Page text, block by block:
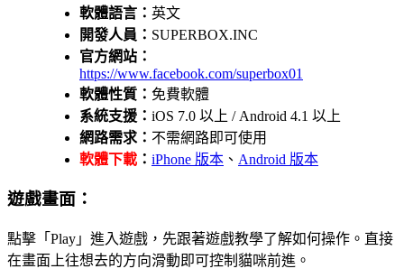
軟體語言： 英文
開發人員： SUPERBOX.INC
官方網站：
https://www.facebook.com/superbox01
軟體性質： 免費軟體
系統支援： iOS 7.0 以上 / Android 4.1 以上
網路需求： 不需網路即可使用
軟體下載 ： iPhone 版本 、 Android 版本
遊戲畫面：
點擊「Play」進入遊戲，先跟著遊戲教學了解如何操作。直接
在畫面上往想去的方向滑動即可控制貓咪前進。